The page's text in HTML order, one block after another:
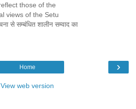
those of the
views of the Setu
से सम्बंधित शालीन सम्वाद का
›
Home
View web version